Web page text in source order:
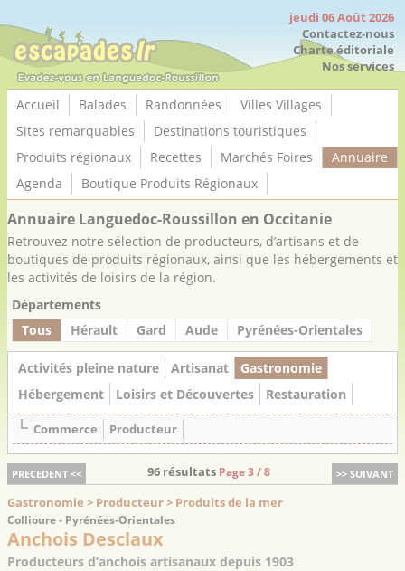
jeudi 06 Août 2026
Contactez-nous
Charte éditoriale
Nos services
Accueil Balades Randonnées
Villes Villages
Sites remarquables
Destinations touristiques
Produits régionaux
Recettes Marchés Foires
Annuaire
Agenda
Boutique Produits Régionaux
Annuaire Languedoc-Roussillon en Occitanie
Retrouvez notre sélection de producteurs, d’artisans et de
boutiques de produits régionaux, ainsi que les hébergements et
les activités de loisirs de la région.
Départements
Tous
Hérault Gard Aude Pyrénées-Orientales
Activités pleine nature Artisanat
Gastronomie
Hébergement
Loisirs et Découvertes Restauration
Commerce Producteur
PRECEDENT << >> SUIVANT
96 résultats Page 3 / 8
Gastronomie > Producteur > Produits de la mer
Collioure - Pyrénées-Orientales
Anchois Desclaux
Producteurs d’anchois artisanaux depuis 1903